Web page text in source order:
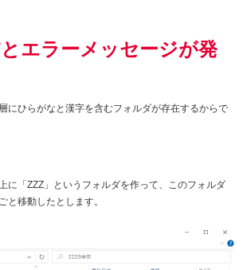
エラーメッセージが発
にひらがなと漢字を含むフォルダが存在するからで
に「ZZZ」というフォルダを作って、このフォルダ
と移動したとします。